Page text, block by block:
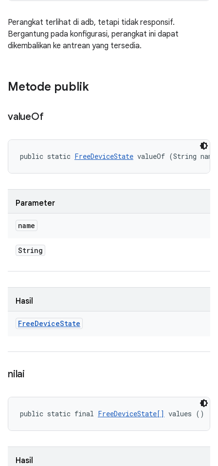
Perangkat terlihat di adb, tetapi tidak responsif.
Bergantung pada konfigurasi, perangkat ini dapat
dikembalikan ke antrean yang tersedia.
Metode publik
valueOf
public static FreeDeviceState valueOf (String
Parameter
name
String
Hasil
FreeDeviceState
nilai
public static final FreeDeviceState[] values ()
Hasil